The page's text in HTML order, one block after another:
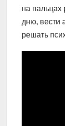
на пальцах
дню, вести
решать